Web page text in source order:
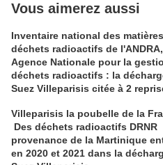
Vous aimerez aussi
Inventaire national des
déchets radioactifs de l'ANDRA,
Agence Nationale pour la
déchets radioactifs : la
Suez Villeparisis citée à 2
Villeparisis la poubelle de la
Des déchets radioactifs DRNR
provenance de la Martinique
en 2020 et 2021 dans la